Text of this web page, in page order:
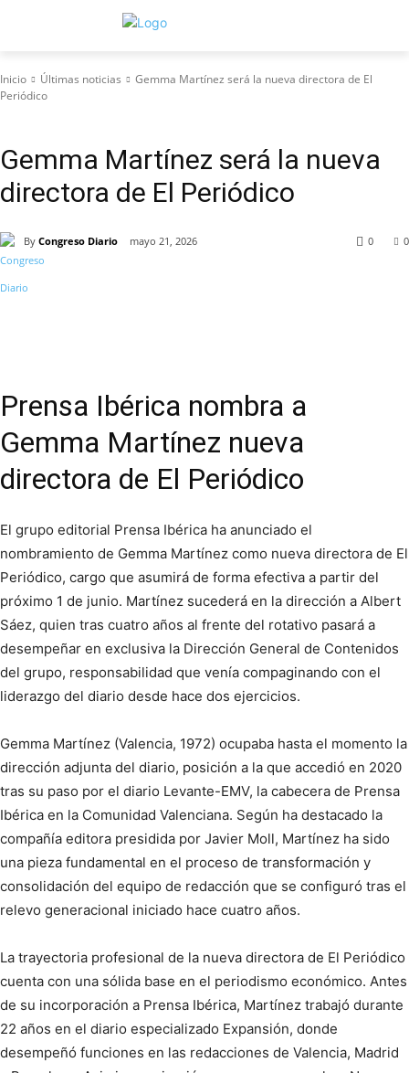
Inicio Últimas noticias
Gemma Martínez será la nueva directora de El
Periódico
Gemma Martínez será la nueva
directora de El Periódico
By Congreso Diario mayo 21, 2026 0
0
Prensa Ibérica nombra a
Gemma Martínez nueva
directora de El Periódico
El grupo editorial Prensa Ibérica ha anunciado el
nombramiento de Gemma Martínez como nueva directora de El
Periódico, cargo que asumirá de forma efectiva a partir del
próximo 1 de junio. Martínez sucederá en la dirección a Albert
Sáez, quien tras cuatro años al frente del rotativo pasará a
desempeñar en exclusiva la Dirección General de Contenidos
del grupo, responsabilidad que venía compaginando con el
liderazgo del diario desde hace dos ejercicios.
Gemma Martínez (Valencia, 1972) ocupaba hasta el momento la
dirección adjunta del diario, posición a la que accedió en 2020
tras su paso por el diario Levante-EMV, la cabecera de Prensa
Ibérica en la Comunidad Valenciana. Según ha destacado la
compañía editora presidida por Javier Moll, Martínez ha sido
una pieza fundamental en el proceso de transformación y
consolidación del equipo de redacción que se configuró tras el
relevo generacional iniciado hace cuatro años.
La trayectoria profesional de la nueva directora de El Periódico
cuenta con una sólida base en el periodismo económico. Antes
de su incorporación a Prensa Ibérica, Martínez trabajó durante
22 años en el diario especializado Expansión, donde
desempeñó funciones en las redacciones de Valencia, Madrid